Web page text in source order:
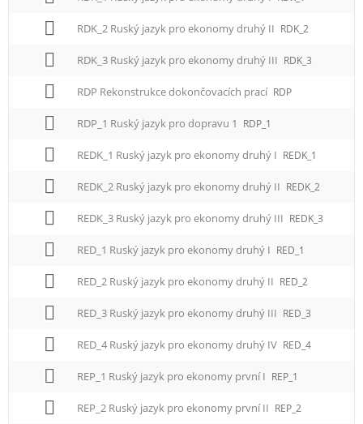
RDK_2 Ruský jazyk pro ekonomy druhý II RDK_2
RDK_3 Ruský jazyk pro ekonomy druhý III RDK_3
RDP Rekonstrukce dokončovacích prací RDP
RDP_1 Ruský jazyk pro dopravu 1 RDP_1
REDK_1 Ruský jazyk pro ekonomy druhý I REDK_1
REDK_2 Ruský jazyk pro ekonomy druhý II REDK_2
REDK_3 Ruský jazyk pro ekonomy druhý III REDK_3
RED_1 Ruský jazyk pro ekonomy druhý I RED_1
RED_2 Ruský jazyk pro ekonomy druhý II RED_2
RED_3 Ruský jazyk pro ekonomy druhý III RED_3
RED_4 Ruský jazyk pro ekonomy druhý IV RED_4
REP_1 Ruský jazyk pro ekonomy první I REP_1
REP_2 Ruský jazyk pro ekonomy první II REP_2